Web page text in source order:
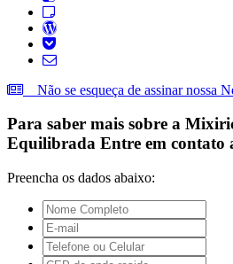
Não se esqueça de assinar nossa
Para saber mais sobre a
Equilibrada Entre em contato
Preencha os dados abaixo: